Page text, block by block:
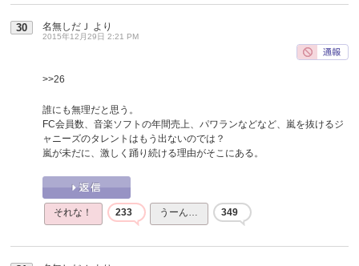
30 名無しだＪ より
2015年12月29日 2:21 PM
>>26
誰にも無理だと思う。
FC会員数、音楽ソフトの年間売上、パワランなどなど、嵐を抜けるジ
ャニーズのタレントはもう出ないのでは？
嵐が未だに、激しく踊り続ける理由がそこにある。
それな！ 233 うーん… 349